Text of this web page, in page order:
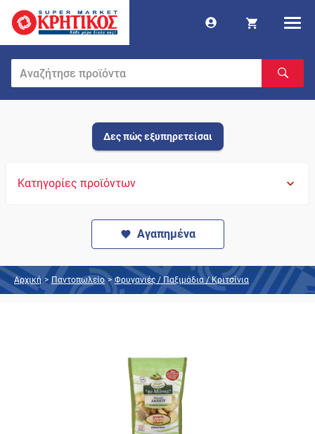
Δες πώς εξυπηρετείσαι
Κατηγορίες προϊόντων
Αγαπημένα
Αρχική > Παντοπωλείο > Φρυγανιές / Παξιμάδια / Κριτσίνια